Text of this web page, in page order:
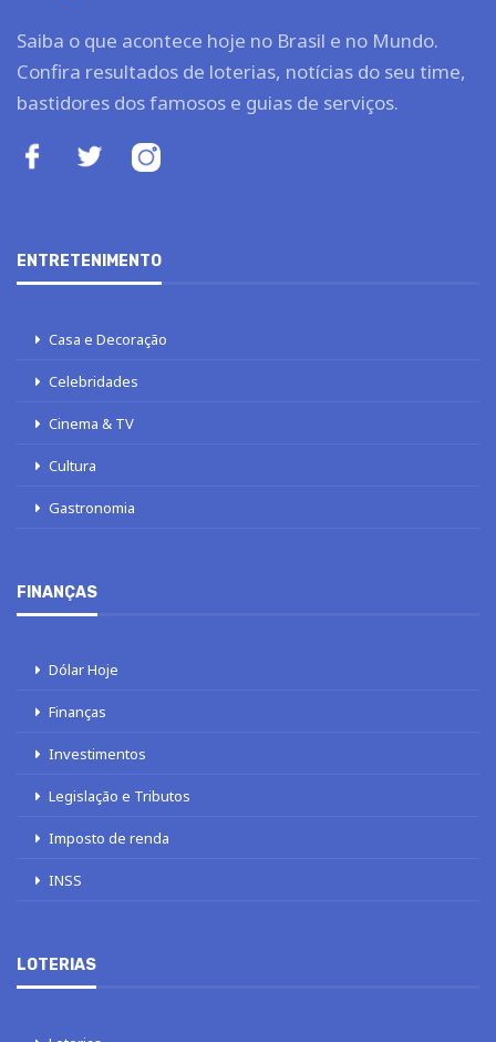
Saiba o que acontece hoje no Brasil e no Mundo.
Confira resultados de loterias, notícias do seu time,
bastidores dos famosos e guias de serviços.
ENTRETENIMENTO
Casa e Decoração
Celebridades
Cinema & TV
Cultura
Gastronomia
FINANÇAS
Dólar Hoje
Finanças
Investimentos
Legislação e Tributos
Imposto de renda
INSS
LOTERIAS